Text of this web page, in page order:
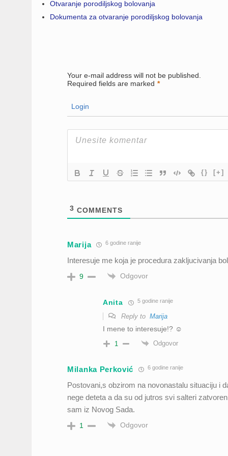
Otvaranje porodiljskog bolovanja
Dokumenta za otvaranje porodiljskog bolovanja
Your e-mail address will not be published.
Required fields are marked *
Login
{} [+]
3 COMMENTS
Marija 6 godine ranije
Interesuje me koja je procedura zakljucivanja
9 Odgovor
Anita 5 godine ranije
Reply to Marija
I mene to interesuje!? ☺
1 Odgovor
Milanka Perković 6 godine ranije
Postovani,s obzirom na novonastalu situaciju i
nege deteta a da su od jutros svi salteri
sam iz Novog Sada.
1 Odgovor